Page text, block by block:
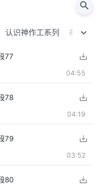
认识神作工系列 神的性
77
04:55
78
04:19
79
03:52
80